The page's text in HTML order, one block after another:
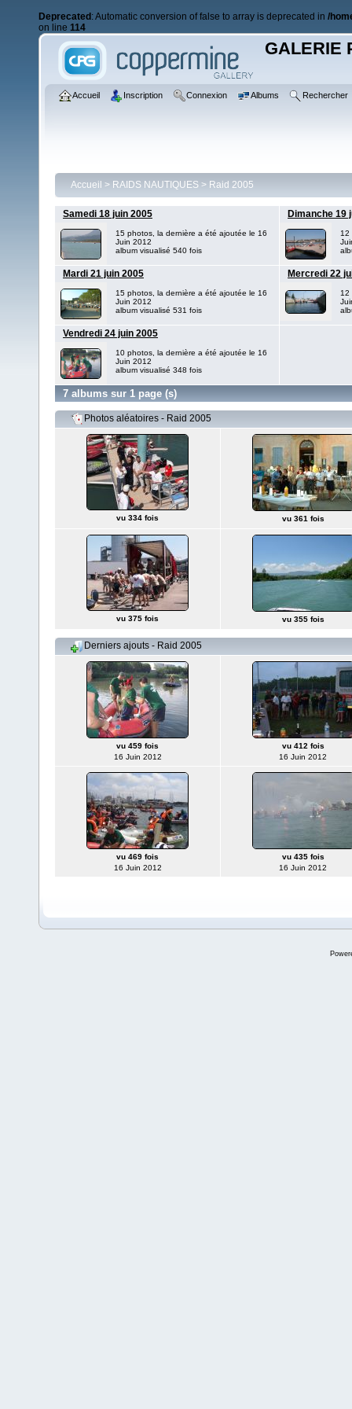
Deprecated : Automatic conversion of false to array is deprecated in /
on line 114
GALERIE
Accueil Inscription Connexion Albums Rechercher
Accueil > RAIDS NAUTIQUES > Raid 2005
Samedi 18 juin 2005
15 photos, la dernière a été ajoutée le 16
Juin 2012
album visualisé 540 fois
Dimanche 19
12
Mardi 21 juin 2005
15 photos, la dernière a été ajoutée le 16
Juin 2012
album visualisé 531 fois
Mercredi 22
12
Vendredi 24 juin 2005
10 photos, la dernière a été ajoutée le 16
Juin 2012
album visualisé 348 fois
7 albums sur 1 page (s)
Photos aléatoires - Raid 2005
vu 334 fois vu 361 fois
vu 375 fois vu 355 fois
Derniers ajouts - Raid 2005
vu 459 fois
16 Juin 2012
vu 412 fois
16 Juin 2012
vu 469 fois
16 Juin 2012
vu 435 fois
16 Juin 2012